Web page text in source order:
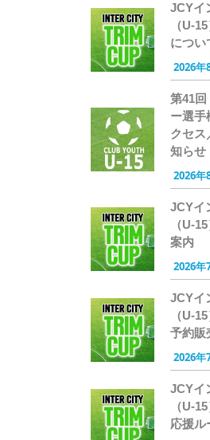
JCYイ
（U-
につい
2026年
第41
ー選
クセス
知らせ
2026年
JCYイ
（U-
案内
2026年
JCYイ
（U-
予約販
2026年
JCYイ
（U-
応援ル